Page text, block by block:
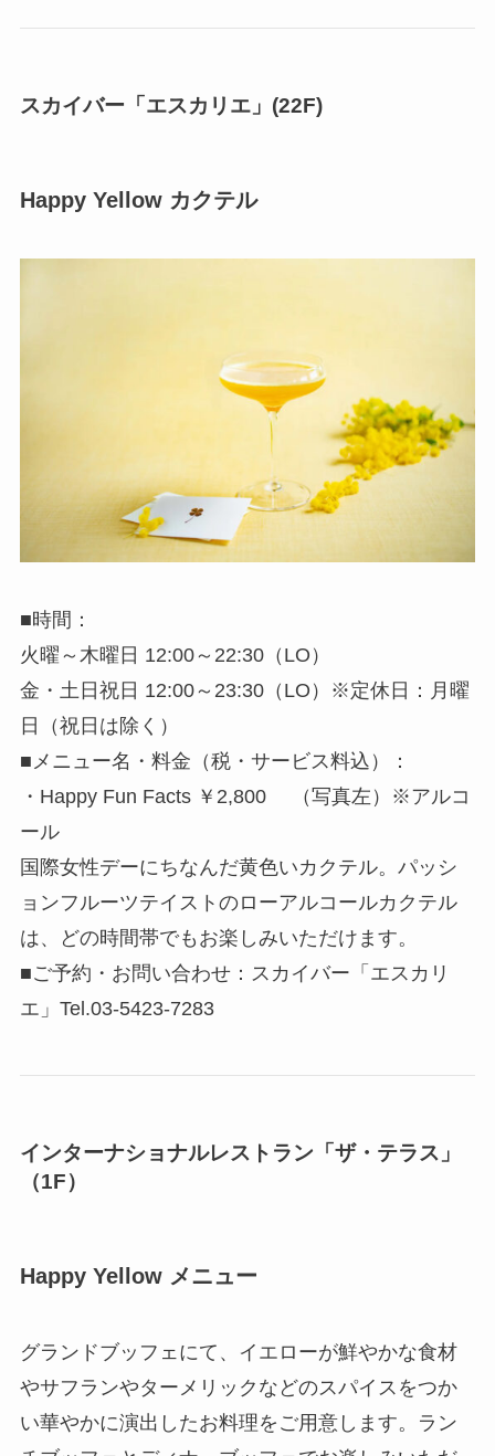
スカイバー「エスカリエ」(22F)
Happy Yellow カクテル
■時間：
火曜～木曜日 12:00～22:30（LO）
金・土日祝日 12:00～23:30（LO）※定休日：月曜
日（祝日は除く）
■メニュー名・料金（税・サービス料込）：
・Happy Fun Facts ￥2,800 （写真左）※アルコ
ール
国際女性デーにちなんだ黄色いカクテル。パッシ
ョンフルーツテイストのローアルコールカクテル
は、どの時間帯でもお楽しみいただけます。
■ご予約・お問い合わせ：スカイバー「エスカリ
エ」Tel.03-5423-7283
インターナショナルレストラン「ザ・テラス」
（1F）
Happy Yellow メニュー
グランドブッフェにて、イエローが鮮やかな食材
やサフランやターメリックなどのスパイスをつか
い華やかに演出したお料理をご用意します。ラン